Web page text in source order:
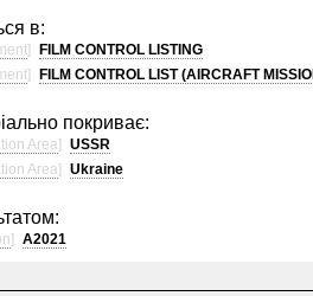
в:
]
FILM CONTROL LISTING
] FILM CONTROL LIST (AIRCRAFT
покриває:
Area]
USSR
Area] Ukraine
] A2021